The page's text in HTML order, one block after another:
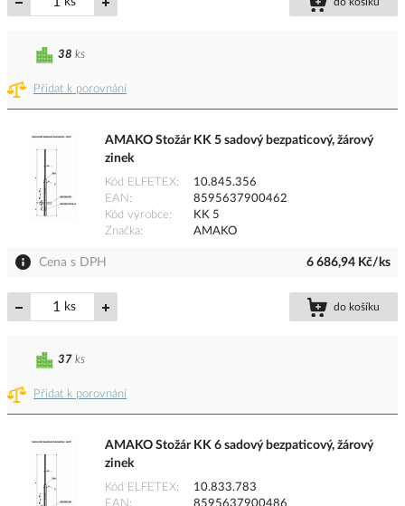
do košíku
Přidat k porovnání
38 ks
AMAKO Stožár KK 5 sadový bezpaticový, žárový
zinek
Kód ELFETEX
10.845.356
EAN
8595637900462
Kód výrobce
KK 5
Značka
AMAKO
Cena s DPH 6 686,94 Kč/ks
ks do košíku
Přidat k porovnání
37 ks
AMAKO Stožár KK 6 sadový bezpaticový, žárový
zinek
Kód ELFETEX
10.833.783